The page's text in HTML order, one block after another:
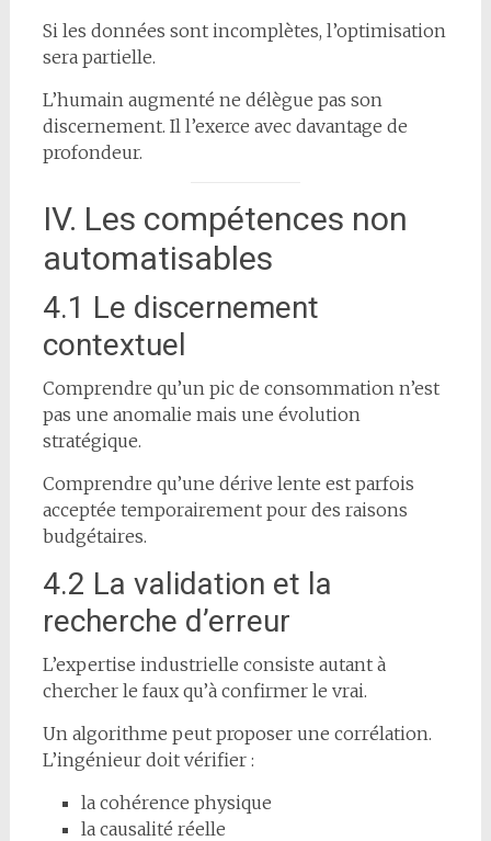
Si les données sont incomplètes, l’optimisation
sera partielle.
L’humain augmenté ne délègue pas son
discernement. Il l’exerce avec davantage de
profondeur.
IV. Les compétences non
automatisables
4.1 Le discernement
contextuel
Comprendre qu’un pic de consommation n’est
pas une anomalie mais une évolution
stratégique.
Comprendre qu’une dérive lente est parfois
acceptée temporairement pour des raisons
budgétaires.
4.2 La validation et la
recherche d’erreur
L’expertise industrielle consiste autant à
chercher le faux qu’à confirmer le vrai.
Un algorithme peut proposer une corrélation.
L’ingénieur doit vérifier :
la cohérence physique
la causalité réelle